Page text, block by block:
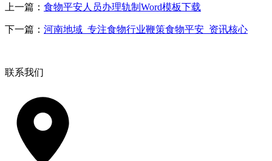
上一篇： 食物平安人员办理轨制Word模板下载
下一篇： 河南地域_专注食物行业鞭策食物平安_资讯核心
联系我们